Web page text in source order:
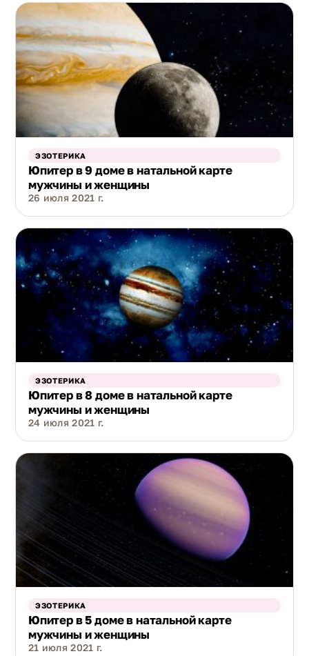
ЭЗОТЕРИКА
Юпитер в 9 доме в натальной карте
мужчины и женщины
26 июля 2021 г.
ЭЗОТЕРИКА
Юпитер в 8 доме в натальной карте
мужчины и женщины
24 июля 2021 г.
ЭЗОТЕРИКА
Юпитер в 5 доме в натальной карте
мужчины и женщины
21 июля 2021 г.